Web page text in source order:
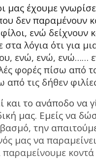
μας έχουμε
δεν παραμένουν
ενώ δείχνουν
στα λόγια ότι για
ενώ, ενώ, ενώ……
φορές πίσω από
από τις δήθεν
και το ανάποδο να
μας. Εμείς να
την
μας να
παραμείνουμε κοντά